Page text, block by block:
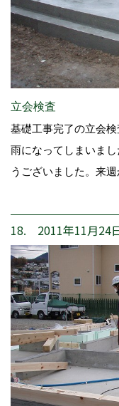
立会検査
基礎工事完了の立会
雨になってしまいま
うございました。来
18. 2011年11月24